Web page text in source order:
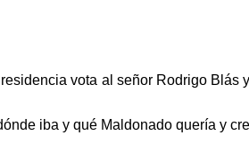
vota al señor Rodrigo Blás
iba y qué Maldonado quería y